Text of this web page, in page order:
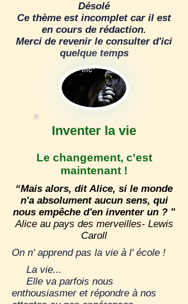
Désolé
Ce thème est incomplet car il est
en cours de rédaction.
Merci de revenir le consulter d'ici
quelque temps
Inventer la vie
Le changement, c'est
maintenant !
“Mais alors, dit Alice, si le monde
n'a absolument aucun sens, qui
nous empêche d'en inventer un ? "
Alice au pays des merveilles- Lewis
Caroll
On n' apprend pas la vie à l' école !
La vie...
Elle va parfois nous
enthousiasmer et répondre à nos